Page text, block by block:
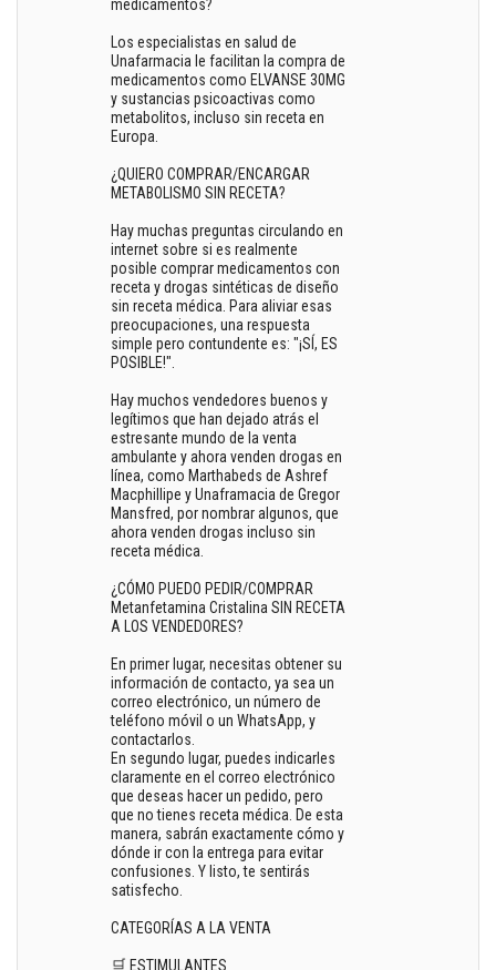
medicamentos?
Los especialistas en salud de
Unafarmacia le facilitan la compra de
medicamentos como ELVANSE 30MG
y sustancias psicoactivas como
metabolitos, incluso sin receta en
Europa.
¿QUIERO COMPRAR/ENCARGAR
METABOLISMO SIN RECETA?
Hay muchas preguntas circulando en
internet sobre si es realmente
posible comprar medicamentos con
receta y drogas sintéticas de diseño
sin receta médica. Para aliviar esas
preocupaciones, una respuesta
simple pero contundente es: "¡SÍ, ES
POSIBLE!".
Hay muchos vendedores buenos y
legítimos que han dejado atrás el
estresante mundo de la venta
ambulante y ahora venden drogas en
línea, como Marthabeds de Ashref
Macphillipe y Unaframacia de Gregor
Mansfred, por nombrar algunos, que
ahora venden drogas incluso sin
receta médica.
¿CÓMO PUEDO PEDIR/COMPRAR
Metanfetamina Cristalina SIN RECETA
A LOS VENDEDORES?
En primer lugar, necesitas obtener su
información de contacto, ya sea un
correo electrónico, un número de
teléfono móvil o un WhatsApp, y
contactarlos.
En segundo lugar, puedes indicarles
claramente en el correo electrónico
que deseas hacer un pedido, pero
que no tienes receta médica. De esta
manera, sabrán exactamente cómo y
dónde ir con la entrega para evitar
confusiones. Y listo, te sentirás
satisfecho.
CATEGORÍAS A LA VENTA
🛒 ESTIMULANTES